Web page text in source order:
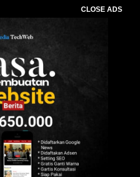
CLOSE ADS